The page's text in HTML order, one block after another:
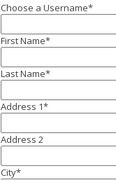
Choose a Username*
First Name*
Last Name*
Address 1*
Address 2
City*